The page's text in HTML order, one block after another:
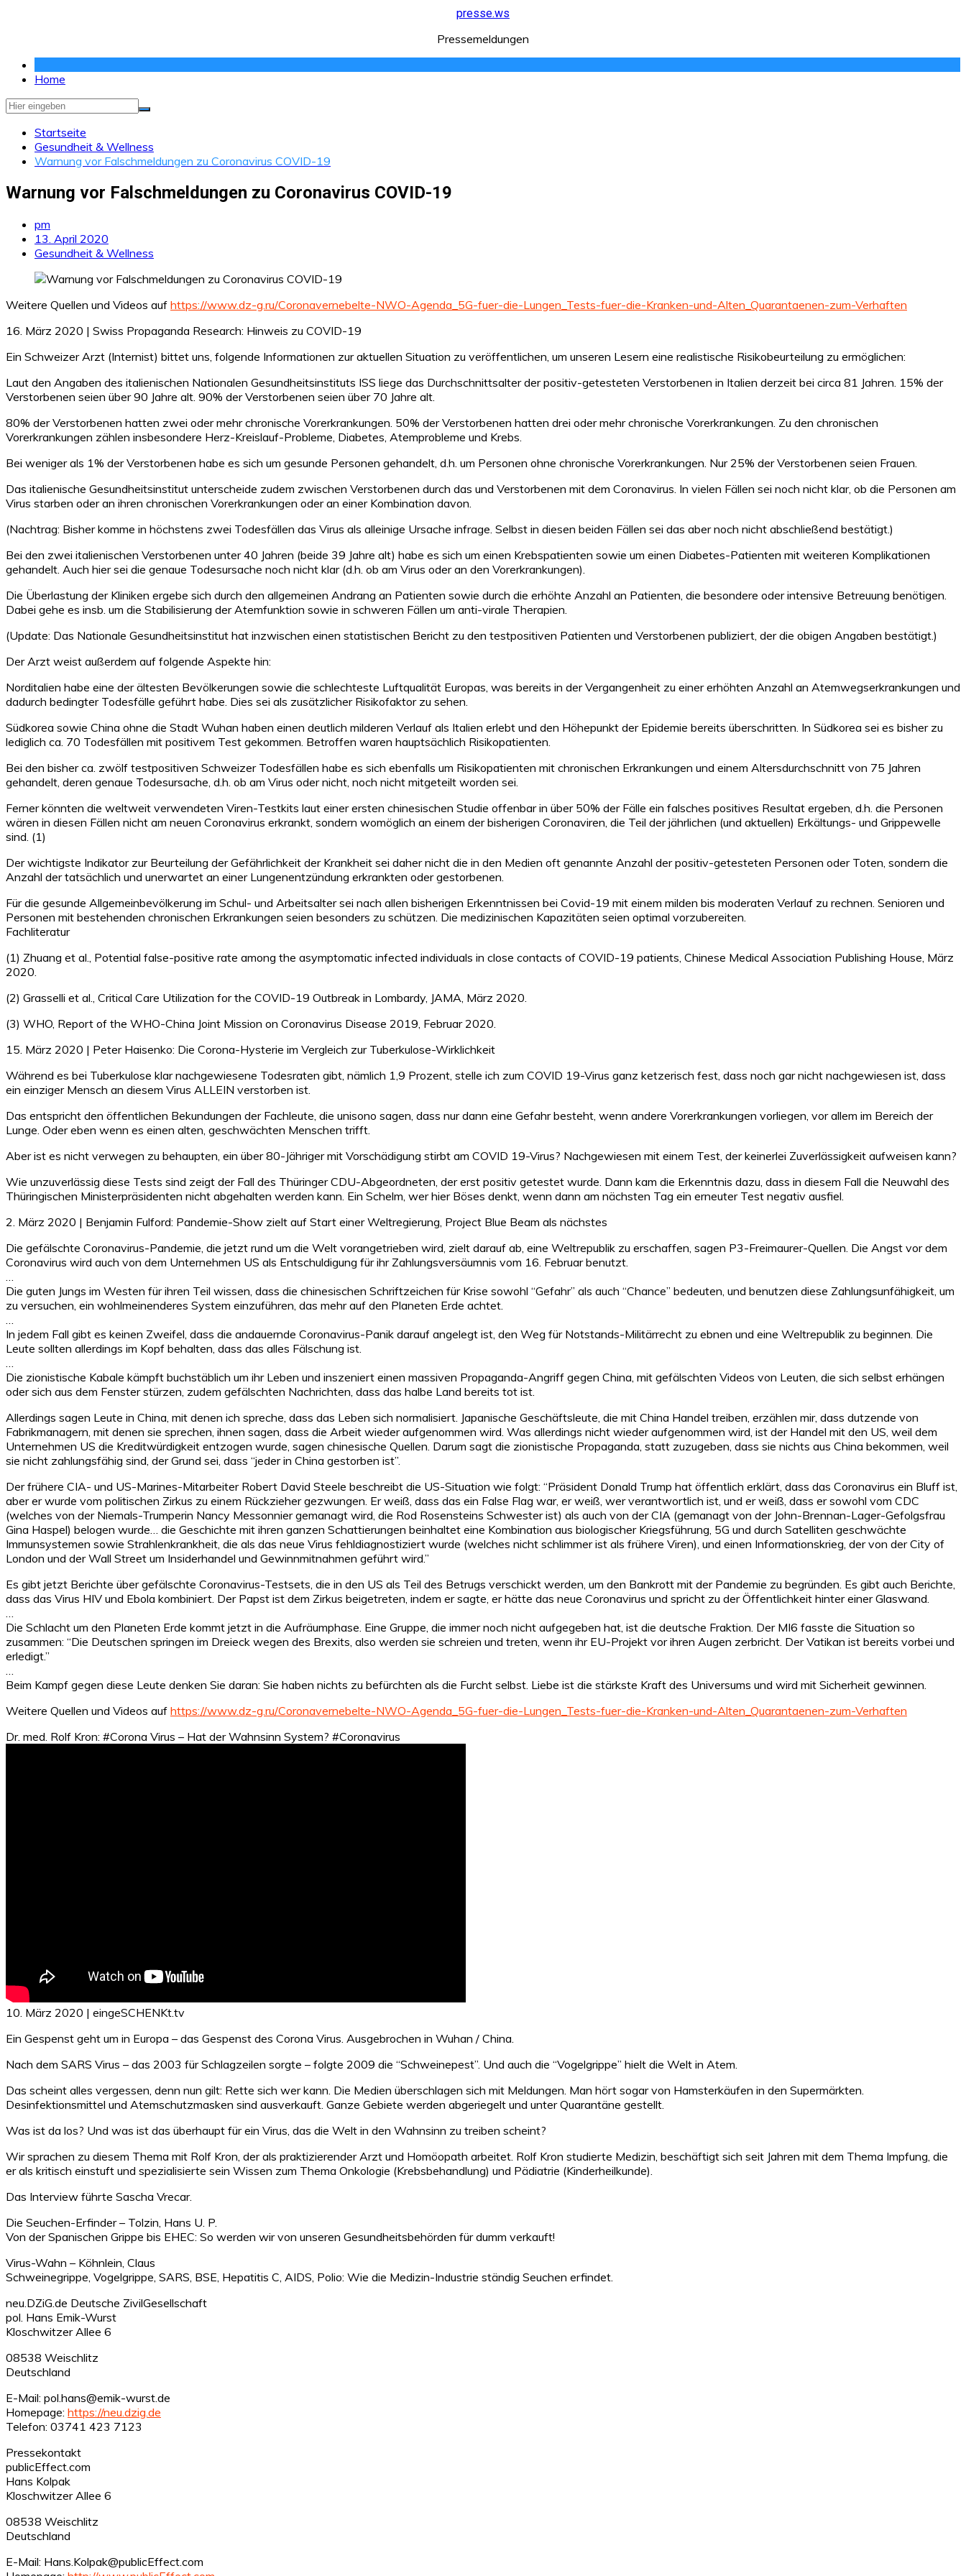
presse.ws
Pressemeldungen
Home
Startseite
Gesundheit & Wellness
Warnung vor Falschmeldungen zu Coronavirus COVID-19
Warnung vor Falschmeldungen zu Coronavirus COVID-19
pm
13. April 2020
Gesundheit & Wellness
Weitere Quellen und Videos auf https://www.dz-g.ru/Coronavernebelte-NWO-Agenda_5G-fuer-die-Lungen_Tests-fuer-die-Kranken-und-Alten_Quarantaenen-zum-Verhaften
16. März 2020 | Swiss Propaganda Research: Hinweis zu COVID-19
Ein Schweizer Arzt (Internist) bittet uns, folgende Informationen zur aktuellen Situation zu veröffentlichen, um unseren Lesern eine realistische Risikobeurteilung zu ermöglichen:
Laut den Angaben des italienischen Nationalen Gesundheitsinstituts ISS liege das Durch­schnitts­­alter der positiv-getesteten Verstorbenen in Italien derzeit bei circa 81 Jahren. 15% der
Verstorbenen seien über 90 Jahre alt. 90% der Verstorbenen seien über 70 Jahre alt.
80% der Verstorbenen hatten zwei oder mehr chronische Vorerkrankungen. 50% der Verstorbenen hatten drei oder mehr chronische Vorerkrankungen. Zu den chronischen
Vorerkrankungen zählen insbesondere Herz-Kreislauf-Probleme, Diabetes, Atemprobleme und Krebs.
Bei weniger als 1% der Verstorbenen habe es sich um gesunde Personen gehandelt, d.h. um Personen ohne chronische Vorerkrankungen. Nur 25% der Verstorbenen seien Frauen.
Das italienische Gesundheitsinstitut unterscheide zudem zwischen Verstorbenen durch das und Verstorbenen mit dem Coronavirus. In vielen Fällen sei noch nicht klar, ob die Personen am
Virus starben oder an ihren chronischen Vorerkrankungen oder an einer Kombination davon.
(Nachtrag: Bisher komme in höchstens zwei Todesfällen das Virus als alleinige Ursache infrage. Selbst in diesen beiden Fällen sei das aber noch nicht abschließend bestätigt.)
Bei den zwei italienischen Verstorbenen unter 40 Jahren (beide 39 Jahre alt) habe es sich um einen Krebspatienten sowie um einen Diabetes-Patienten mit weiteren Komplikationen
gehandelt. Auch hier sei die genaue Todesursache noch nicht klar (d.h. ob am Virus oder an den Vorerkrankungen).
Die Überlastung der Kliniken ergebe sich durch den allgemeinen Andrang an Patienten sowie durch die erhöhte Anzahl an Patienten, die besondere oder intensive Betreuung benötigen.
Dabei gehe es insb. um die Stabilisierung der Atemfunktion sowie in schweren Fällen um anti-virale Therapien.
(Update: Das Nationale Gesundheitsinstitut hat inzwischen einen statistischen Bericht zu den testpositiven Patienten und Verstorbenen publiziert, der die obigen Angaben bestätigt.)
Der Arzt weist außerdem auf folgende Aspekte hin:
Norditalien habe eine der ältesten Bevölkerungen sowie die schlechteste Luftqualität Europas, was bereits in der Vergangenheit zu einer erhöhten Anzahl an Atemwegserkrankungen und
dadurch bedingter Todesfälle geführt habe. Dies sei als zusätzlicher Risikofaktor zu sehen.
Südkorea sowie China ohne die Stadt Wuhan haben einen deutlich milderen Verlauf als Italien erlebt und den Höhepunkt der Epidemie bereits überschritten. In Südkorea sei es bisher zu
lediglich ca. 70 Todesfällen mit positivem Test gekommen. Betroffen waren hauptsächlich Risikopatienten.
Bei den bisher ca. zwölf testpositiven Schweizer Todesfällen habe es sich ebenfalls um Risiko­patienten mit chronischen Erkrankungen und einem Altersdurchschnitt von 75 Jahren
gehandelt, deren genaue Todesursache, d.h. ob am Virus oder nicht, noch nicht mitgeteilt worden sei.
Ferner könnten die weltweit verwendeten Viren-Testkits laut einer ersten chinesischen Studie offenbar in über 50% der Fälle ein falsches positives Resultat ergeben, d.h. die Personen
wären in diesen Fällen nicht am neuen Coronavirus erkrankt, sondern womöglich an einem der bisherigen Coronaviren, die Teil der jährlichen (und aktuellen) Erkältungs- und Grippewelle
sind. (1)
Der wichtigste Indikator zur Beurteilung der Gefährlichkeit der Krankheit sei daher nicht die in den Medien oft genannte Anzahl der positiv-getesteten Personen oder Toten, sondern die
Anzahl der tatsächlich und unerwartet an einer Lungenentzündung erkrankten oder gestorbenen.
Für die gesunde Allgemeinbevölkerung im Schul- und Arbeitsalter sei nach allen bisherigen Erkenntnissen bei Covid-19 mit einem milden bis moderaten Verlauf zu rechnen. Senioren und
Personen mit bestehenden chronischen Erkrankungen seien besonders zu schützen. Die medizinischen Kapazitäten seien optimal vorzubereiten.
Fachliteratur
(1) Zhuang et al., Potential false-positive rate among the asymptomatic infected individuals in close contacts of COVID-19 patients, Chinese Medical Association Publishing House, März
2020.
(2) Grasselli et al., Critical Care Utilization for the COVID-19 Outbreak in Lombardy, JAMA, März 2020.
(3) WHO, Report of the WHO-China Joint Mission on Coronavirus Disease 2019, Februar 2020.
15. März 2020 | Peter Haisenko: Die Corona-Hysterie im Vergleich zur Tuberkulose-Wirklichkeit
Während es bei Tuberkulose klar nachgewiesene Todesraten gibt, nämlich 1,9 Prozent, stelle ich zum COVID 19-Virus ganz ketzerisch fest, dass noch gar nicht nachgewiesen ist, dass
ein einziger Mensch an diesem Virus ALLEIN verstorben ist.
Das entspricht den öffentlichen Bekundungen der Fachleute, die unisono sagen, dass nur dann eine Gefahr besteht, wenn andere Vorerkrankungen vorliegen, vor allem im Bereich der
Lunge. Oder eben wenn es einen alten, geschwächten Menschen trifft.
Aber ist es nicht verwegen zu behaupten, ein über 80-Jähriger mit Vorschädigung stirbt am COVID 19-Virus? Nachgewiesen mit einem Test, der keinerlei Zuverlässigkeit aufweisen kann?
Wie unzuverlässig diese Tests sind zeigt der Fall des Thüringer CDU-Abgeordneten, der erst positiv getestet wurde. Dann kam die Erkenntnis dazu, dass in diesem Fall die Neuwahl des
Thüringischen Ministerpräsidenten nicht abgehalten werden kann. Ein Schelm, wer hier Böses denkt, wenn dann am nächsten Tag ein erneuter Test negativ ausfiel.
2. März 2020 | Benjamin Fulford: Pandemie-Show zielt auf Start einer Weltregierung, Project Blue Beam als nächstes
Die gefälschte Coronavirus-Pandemie, die jetzt rund um die Welt vorangetrieben wird, zielt darauf ab, eine Weltrepublik zu erschaffen, sagen P3-Freimaurer-Quellen. Die Angst vor dem
Coronavirus wird auch von dem Unternehmen US als Entschuldigung für ihr Zahlungsversäumnis vom 16. Februar benutzt.
Die guten Jungs im Westen für ihren Teil wissen, dass die chinesischen Schriftzeichen für Krise sowohl “Gefahr” als auch “Chance” bedeuten, und benutzen diese Zahlungsunfähigkeit, um
zu versuchen, ein wohlmeinenderes System einzuführen, das mehr auf den Planeten Erde achtet.
In jedem Fall gibt es keinen Zweifel, dass die andauernde Coronavirus-Panik darauf angelegt ist, den Weg für Notstands-Militärrecht zu ebnen und eine Weltrepublik zu beginnen. Die
Leute sollten allerdings im Kopf behalten, dass das alles Fälschung ist.
Die zionistische Kabale kämpft buchstäblich um ihr Leben und inszeniert einen massiven Propaganda-Angriff gegen China, mit gefälschten Videos von Leuten, die sich selbst erhängen
oder sich aus dem Fenster stürzen, zudem gefälschten Nachrichten, dass das halbe Land bereits tot ist.
Allerdings sagen Leute in China, mit denen ich spreche, dass das Leben sich normalisiert. Japanische Geschäftsleute, die mit China Handel treiben, erzählen mir, dass dutzende von
Fabrikmanagern, mit denen sie sprechen, ihnen sagen, dass die Arbeit wieder aufgenommen wird. Was allerdings nicht wieder aufgenommen wird, ist der Handel mit den US, weil dem
Unternehmen US die Kreditwürdigkeit entzogen wurde, sagen chinesische Quellen. Darum sagt die zionistische Propaganda, statt zuzugeben, dass sie nichts aus China bekommen, weil
sie nicht zahlungsfähig sind, der Grund sei, dass “jeder in China gestorben ist”.
Der frühere CIA- und US-Marines-Mitarbeiter Robert David Steele beschreibt die US-Situation wie folgt: “Präsident Donald Trump hat öffentlich erklärt, dass das Coronavirus ein Bluff ist,
aber er wurde vom politischen Zirkus zu einem Rückzieher gezwungen. Er weiß, dass das ein False Flag war, er weiß, wer verantwortlich ist, und er weiß, dass er sowohl vom CDC
(welches von der Niemals-Trumperin Nancy Messonnier gemanagt wird, die Rod Rosensteins Schwester ist) als auch von der CIA (gemanagt von der John-Brennan-Lager-Gefolgsfrau
Gina Haspel) belogen wurde… die Geschichte mit ihren ganzen Schattierungen beinhaltet eine Kombination aus biologischer Kriegsführung, 5G und durch Satelliten geschwächte
Immunsystemen sowie Strahlenkrankheit, die als das neue Virus fehldiagnostiziert wurde (welches nicht schlimmer ist als frühere Viren), und einen Informationskrieg, der von der City of
London und der Wall Street um Insiderhandel und Gewinnmitnahmen geführt wird.”
Es gibt jetzt Berichte über gefälschte Coronavirus-Testsets, die in den US als Teil des Betrugs verschickt werden, um den Bankrott mit der Pandemie zu begründen. Es gibt auch Berichte,
dass das Virus HIV und Ebola kombiniert. Der Papst ist dem Zirkus beigetreten, indem er sagte, er hätte das neue Coronavirus und spricht zu der Öffentlichkeit hinter einer Glaswand.
Die Schlacht um den Planeten Erde kommt jetzt in die Aufräumphase. Eine Gruppe, die immer noch nicht aufgegeben hat, ist die deutsche Fraktion. Der MI6 fasste die Situation so
zusammen: “Die Deutschen springen im Dreieck wegen des Brexits, also werden sie schreien und treten, wenn ihr EU-Projekt vor ihren Augen zerbricht. Der Vatikan ist bereits vorbei und
erledigt.”
Beim Kampf gegen diese Leute denken Sie daran: Sie haben nichts zu befürchten als die Furcht selbst. Liebe ist die stärkste Kraft des Universums und wird mit Sicherheit gewinnen.
Weitere Quellen und Videos auf https://www.dz-g.ru/Coronavernebelte-NWO-Agenda_5G-fuer-die-Lungen_Tests-fuer-die-Kranken-und-Alten_Quarantaenen-zum-Verhaften
Dr. med. Rolf Kron: #Corona Virus – Hat der Wahnsinn System? #Coronavirus
10. März 2020 | eingeSCHENKt.tv
Ein Gespenst geht um in Europa – das Gespenst des Corona Virus. Ausgebrochen in Wuhan / China.
Nach dem SARS Virus – das 2003 für Schlagzeilen sorgte – folgte 2009 die “Schweinepest”. Und auch die “Vogelgrippe” hielt die Welt in Atem.
Das scheint alles vergessen, denn nun gilt: Rette sich wer kann. Die Medien überschlagen sich mit Meldungen. Man hört sogar von Hamsterkäufen in den Supermärkten.
Desinfektionsmittel und Atemschutzmasken sind ausverkauft. Ganze Gebiete werden abgeriegelt und unter Quarantäne gestellt.
Was ist da los? Und was ist das überhaupt für ein Virus, das die Welt in den Wahnsinn zu treiben scheint?
Wir sprachen zu diesem Thema mit Rolf Kron, der als praktizierender Arzt und Homöopath arbeitet. Rolf Kron studierte Medizin, beschäftigt sich seit Jahren mit dem Thema Impfung, die
er als kritisch einstuft und spezialisierte sein Wissen zum Thema Onkologie (Krebsbehandlung) und Pädiatrie (Kinderheilkunde).
Das Interview führte Sascha Vrecar.
Die Seuchen-Erfinder – Tolzin, Hans U. P.
Von der Spanischen Grippe bis EHEC: So werden wir von unseren Gesundheitsbehörden für dumm verkauft!
Virus-Wahn – Köhnlein, Claus
Schweinegrippe, Vogelgrippe, SARS, BSE, Hepatitis C, AIDS, Polio: Wie die Medizin-Industrie ständig Seuchen erfindet.
neu.DZiG.de Deutsche ZivilGesellschaft
pol. Hans Emik-Wurst
Kloschwitzer Allee 6
08538 Weischlitz
Deutschland
E-Mail: pol.hans@emik-wurst.de
Homepage: https://neu.dzig.de
Telefon: 03741 423 7123
Pressekontakt
publicEffect.com
Hans Kolpak
Kloschwitzer Allee 6
08538 Weischlitz
Deutschland
E-Mail: Hans.Kolpak@publicEffect.com